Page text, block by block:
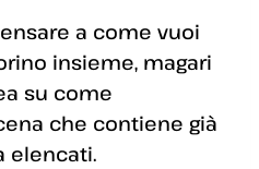
a come vuoi
insieme, magari
su come
che contiene già
elencati.